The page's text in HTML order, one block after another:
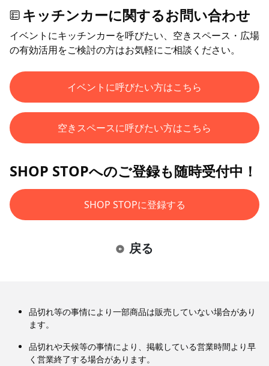
キッチンカーに関するお問い合わせ
イベントにキッチンカーを呼びたい、空きスペース・広場
の有効活用をご検討の方はお気軽にご相談ください。
イベントに呼びたい方はこちら
空きスペースに呼びたい方はこちら
SHOP STOPへのご登録も随時受付中！
SHOP STOPに登録する
戻る
品切れ等の事情により一部商品は販売していない場合があり
ます。
品切れや天候等の事情により、掲載している営業時間より早
く営業終了する場合があります。